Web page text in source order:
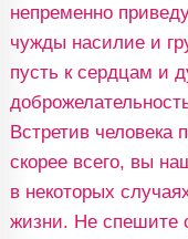
непременно
чужды насилие и
пусть к сердцам и
Встретив человека
скорее всего, вы
в некоторых
жизни. Не спешите